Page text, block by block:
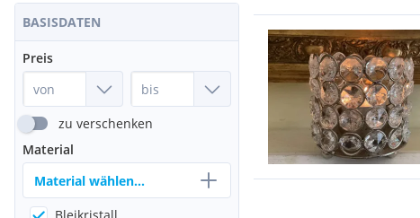
BASISDATEN
Preis
zu verschenken
Material
Material wählen...